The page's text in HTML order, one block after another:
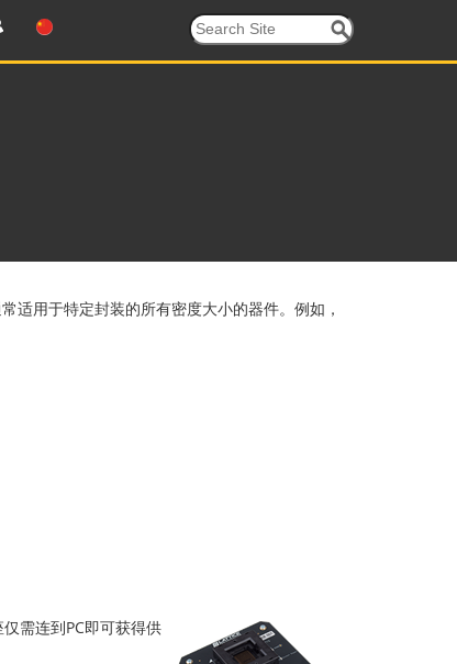
适用于特定封装的所有密度大小的器件。例如，
需连到PC即可获得供